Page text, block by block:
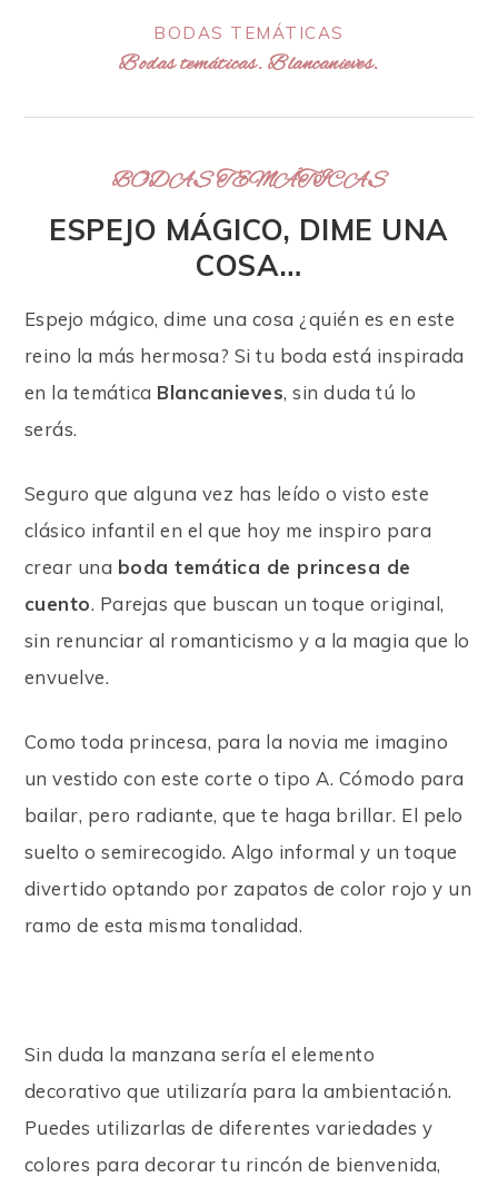
BODAS TEMÁTICAS
Bodas temáticas. Blancanieves.
BODAS TEMÁTICAS
ESPEJO MÁGICO, DIME UNA
COSA…
Espejo mágico, dime una cosa ¿quién es en este
reino la más hermosa? Si tu boda está inspirada
en la temática Blancanieves, sin duda tú lo
serás.
Seguro que alguna vez has leído o visto este
clásico infantil en el que hoy me inspiro para
crear una boda temática de princesa de
cuento. Parejas que buscan un toque original,
sin renunciar al romanticismo y a la magia que lo
envuelve.
Como toda princesa, para la novia me imagino
un vestido con este corte o tipo A. Cómodo para
bailar, pero radiante, que te haga brillar. El pelo
suelto o semirecogido. Algo informal y un toque
divertido optando por zapatos de color rojo y un
ramo de esta misma tonalidad.
Sin duda la manzana sería el elemento
decorativo que utilizaría para la ambientación.
Puedes utilizarlas de diferentes variedades y
colores para decorar tu rincón de bienvenida,